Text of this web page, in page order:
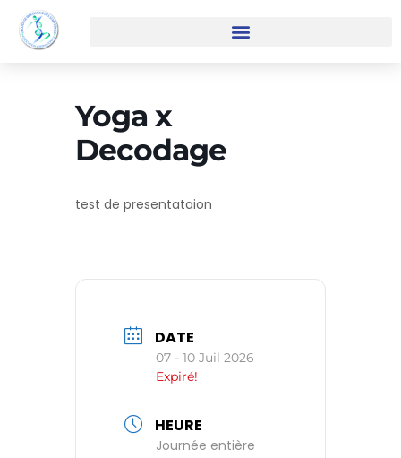
Yoga x
Decodage
test de presentataion
DATE
07 - 10 Juil 2026
Expiré!
HEURE
Journée entière